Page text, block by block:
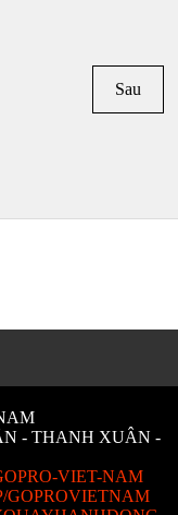
Sau
- THANH XUÂN -
VIET-NAM
GOPROVIETNAM